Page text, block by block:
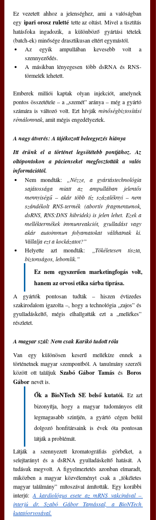
Ez vezetett ahhoz a jelenséghez, ami a valóságban
egy ipari orosz ruletté tette az oltást. Mivel a tisztítás
hatásfoka ingadozik, a különböző gyártási tételek
(batch-ek) minősége drasztikusan eltért egymástól.
Az egyik ampullában kevesebb volt a
szennyeződés.
A másikban lényegesen több dsRNA és RNS-
törmelék lehetett.
Emberek milliói kaptak olyan injekciót, amelynek
pontos összetétele – a „szemét” aránya – még a gyártó
számára is változó volt. Ezt hívják minőségbiztosítási
rémálomnak, amit mégis engedélyeztek.
A nagy átverés: A tájékozott beleegyezés hiánya
Itt érünk el a történet legsötétebb pontjához. Az
oltópontokon a pácienseket megfosztották a valós
információtól.
Nem mondták:
„Nézze, a gyártástechnológia
sajátossága miatt az ampullában jelentős
mennyiségű – akár több tíz százaléknyi – nem
szándékolt RNS-termék (abortív fragmentumok,
dsRNS, RNS:DNS hibridek) is jelen lehet. Ezek a
melléktermékek immunreakciót, gyulladást vagy
akár autoimmun folyamatokat válthatnak ki.
Vállalja ezt a kockázatot?”
Helyette azt mondták:
„Tökéletesen tiszta,
biztonságos, lebomlik.”
Ez nem egyszerűen marketingfogás volt,
hanem az orvosi etika sárba tiprása.
A gyártók pontosan tudták – hiszen évtizedes
szakirodalom igazolta –, hogy a technológia „zajos” és
gyulladáskeltő, mégis elhallgatták ezt a „mellékes”
részletet.
A magyar szál: Nem csak Karikó tudott róla
Van egy különösen keserű mellékíze ennek a
történetnek magyar szempontból. A tanulmány szerzői
között ott találjuk Szabó Gábor Tamás és Boros
Gábor nevét is.
Ők a BioNTech SE belső kutatói. Ez azt
bizonyítja, hogy a magyar tudományos elit
legmagasabb szintjén, a gyártó cégen belül
dolgozó honfitársaink is évek óta pontosan
látják a problémát.
Látják a szennyezett kromatográfiás görbéket, a
selejtarányt és a dsRNA gyulladáskeltő hatását. A
tudásuk megvolt. A figyelmeztetés azonban elmaradt,
miközben a magyar közvéleményt csak a „tökéletes
magyar találmány” mítoszával ámították. Egy korábbi
interjú: A kardiológus esete az mRNS vakcinával –
interjú dr. Szabó Gábor Tamással, a BioNTech
kutatóorvosával.